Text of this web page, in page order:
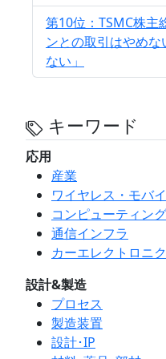
第10位：TSMC株主
ンとの取引はやめ
ない」
キーワード
応用
産業
ワイヤレス・モバ
コンピューティング
通信インフラ
カーエレクトロニ
設計&製造
プロセス
製造装置
設計･IP